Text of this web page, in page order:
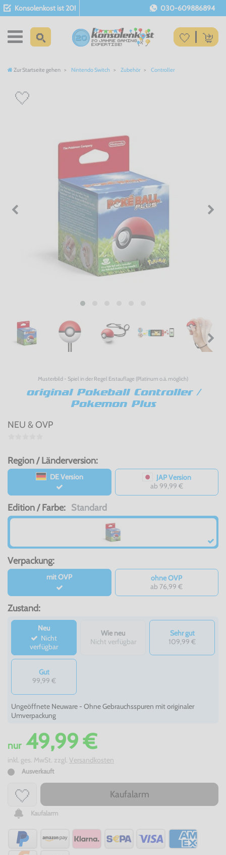
Konsolenkost ist 20! 030-609886894
Zur Startseite gehen Nintendo Switch Zubehör Controller
Musterbild - Spiel in der Regel Erstauflage (Platinum o.ä. möglich)
original Pokeball Controller /
Pokemon Plus
NEU & OVP
Region / Länderversion:
DE Version
JAP Version
ab 99,99 €
Edition / Farbe: Standard
Verpackung:
mit OVP
ohne OVP
ab 76,99 €
Zustand:
Neu
verfügbar
Wie neu
Nicht verfügbar
Sehr gut
109,99 €
Gut
99,99 €
Ungeöffnete Neuware - Ohne Gebrauchsspuren mit originaler
Umverpackung
nur49,99 €
inkl. ges. MwSt. zzgl. Versandkosten
Ausverkauft
Kaufalarm
Kaufalarm